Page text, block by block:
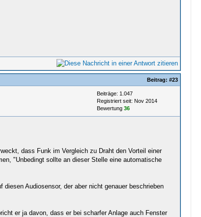
Beitrag: #23
Beiträge: 1.047
Registriert seit: Nov 2014
Bewertung 36
dass Funk im Vergleich zu Draht den Vorteil einer
"Unbedingt sollte an dieser Stelle eine automatische
Audiosensor, der aber nicht genauer beschrieben
er ja davon, dass er bei scharfer Anlage auch Fenster